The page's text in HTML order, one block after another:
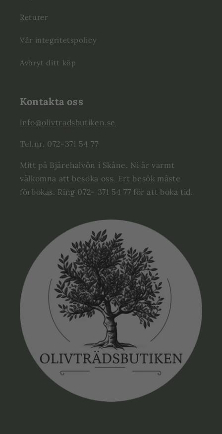
Returer
Vår integritetspolicy
Avbryt ditt köp
Kontakta oss
info@olivtradsbutiken.se
Tel.nr. 072-371 54 77
Mitt på Bjärehalvön i Skåne. Ni är varmt
välkomna att besöka oss. Ert besök måste
förbokas. Ring 072- 371 54 77 för att boka tid.